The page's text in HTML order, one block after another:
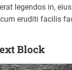
legendos in,
eruditi facilis
Block